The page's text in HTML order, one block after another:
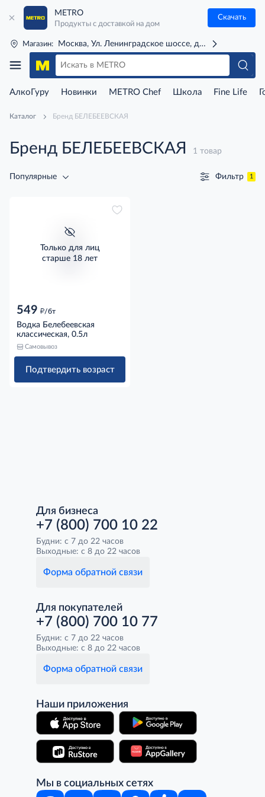
METRO
Продукты с доставкой на дом
Скачать
Магазин: Москва, Ул. Ленинградское шоссе, д. 71Г (м. Речной
АлкоГуру Новинки METRO Chef Школа Fine Life
Каталог Бренд БЕЛЕБЕЕВСКАЯ
Бренд БЕЛЕБЕЕВСКАЯ 1 товар
Популярные Фильтр 1
Только для лиц
старше 18 лет
549 д/бт
Водка Белебеевская
классическая, 0.5л
Самовывоз
Подтвердить возраст
Для бизнеса
+7 (800) 700 10 22
Будни: с 7 до 22 часов
Выходные: с 8 до 22 часов
Форма обратной связи
Для покупателей
+7 (800) 700 10 77
Будни: с 7 до 22 часов
Выходные: с 8 до 22 часов
Форма обратной связи
Наши приложения
Мы в социальных сетях